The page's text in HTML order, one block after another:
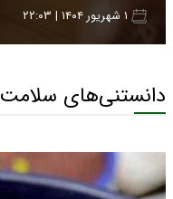
دانستنی‌های سلامت